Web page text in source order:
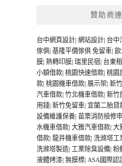
贊助商
台中網頁設計| 網站設計| 台中
傢俱| 基隆平價傢俱 免留車|
膜| 熱轉印膜| 瑞里民宿| 台東
小額借款| 桃園快速借款| 桃園
款| 桃園機車借款| 展示架| 新
汽車借款| 竹北機車借款| 新竹
用錢| 新竹免留車| 宜蘭二胎貸
設備維護保養| 苗栗消防檢修
水機車借款| 大雅汽車借款| 大
借款| 龍井機車借款| 洗滌塔工
洗滌塔製造| 工業除臭設備| 粉
液體烤漆| 無膜標| ASA國際認